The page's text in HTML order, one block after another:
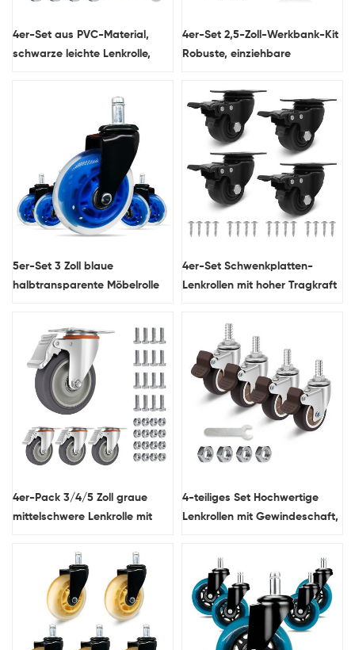
4er-Set aus PVC-Material,
schwarze leichte Lenkrolle,
4er-Set 2,5-Zoll-Werkbank-Kit
Robuste, einziehbare
robuste Bank-Lenkrollen
5er-Set 3 Zoll blaue
halbtransparente Möbelrolle
4er-Set Schwenkplatten-
Lenkrollen mit hoher Tragkraft
Schwenkrollen aus Nylon
4er-Pack 3/4/5 Zoll graue
mittelschwere Lenkrolle mit
Doppelkugellager-Lenkrad mit
4-teiliges Set Hochwertige
Lenkrollen mit Gewindeschaft,
mit Bremse